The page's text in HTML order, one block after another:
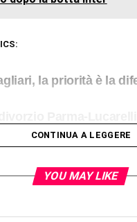
la priorità è la
CONTINUA A LEGGERE
YOU MAY LIKE